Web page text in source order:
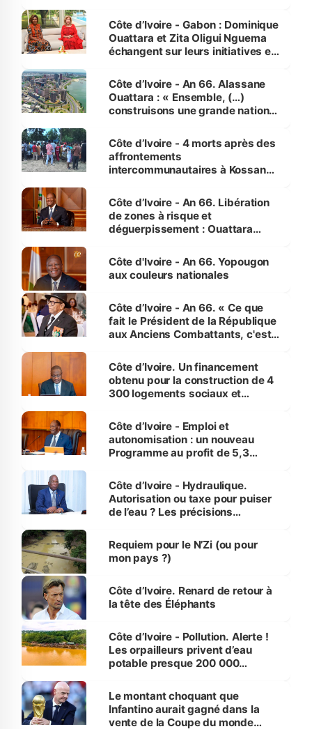
Côte d’Ivoire - Gabon : Dominique
Ouattara et Zita Oligui Nguema
échangent sur leurs initiatives en
enfants
Côte d’Ivoire - An 66. Alassane
Ouattara : « Ensemble, (…)
construisons une grande nation
générations futures »
Côte d’Ivoire - 4 morts après des
affrontements
intercommunautaires à Kossandji
milieu des sinistrés
Côte d’Ivoire - An 66. Libération
de zones à risque et
déguerpissement : Ouattara
l'Etat de droit pour préserver les
vies humaines »
Côte d'Ivoire - An 66. Yopougon
aux couleurs nationales
Côte d’Ivoire - An 66. « Ce que
fait le Président de la République
aux Anciens Combattants, c'est
Côte d’Ivoire. Un financement
obtenu pour la construction de 4
300 logements sociaux et
et Yamoussoukro
Côte d’Ivoire - Emploi et
autonomisation : un nouveau
Programme au profit de 5,3
Côte d’Ivoire - Hydraulique.
Autorisation ou taxe pour puiser
de l’eau ? Les précisions
Requiem pour le N’Zi (ou pour
mon pays ?)
Côte d’Ivoire. Renard de retour à
la tête des Éléphants
Côte d’Ivoire - Pollution. Alerte !
Les orpailleurs privent d’eau
potable presque 200 000
Le montant choquant que
Infantino aurait gagné dans la
vente de la Coupe du monde